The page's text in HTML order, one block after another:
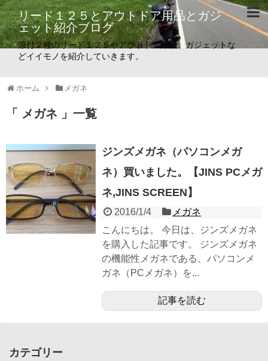
リード１２５とアウトドア用品とガジ
ェット紹介ブログ
原付２種のリード１２５やアウトドア用品、ガジェットな
どイイモノを紹介していきます。
ホーム メガネ
「 メガネ 」一覧
ジンズメガネ（パソコンメガ
ネ）買いました。【JINS PCメガ
ネ,JINS SCREEN】
2016/1/4
メガネ
こんにちは。 今日は、ジンズメガネ
を購入した記事です。 ジンズメガネ
の機能性メガネである、パソコンメ
ガネ（PCメガネ）を...
記事を読む
カテゴリー